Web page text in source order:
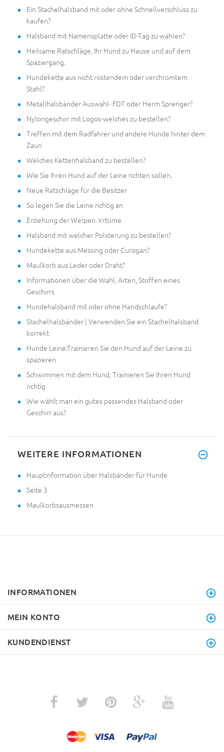
Ein Stachelhalsband mit oder ohne Schnellverschluss zu
kaufen?
Halsband mit Namensplatte oder ID-Tag zu wählen?
Heilsame Ratschläge, Ihr Hund zu Hause und auf dem
Spaziergang.
Hundekette aus nicht rostendem oder verchromtem
Stahl?
Metallhalsbänder Auswahl- FDT oder Herm Sprenger?
Nylongeschirr mit Logos-welches zu bestellen?
Treffen mit dem Radfahrer und andere Hunde hinter dem
Zaun
Welches Kettenhalsband zu bestellen?
Wie Sie Ihren Hund auf der Leine richten sollen.
Neue Ratschläge für die Besitzer
So legen Sie die Leine richtig an
Erziehung der Welpen. Irrtüme
Halsband mit welcher Polsterung zu bestellen?
Hundekette aus Messing oder Curogan?
Maulkorb aus Leder oder Draht?
Informationen über die Wahl, Arten, Stoffen eines
Geschirrs
Hundehalsband mit oder ohne Handschlaufe?
Stachelhalsbänder | Verwenden Sie ein Stachelhalsband
korrekt
Hunde Leine:Trainieren Sie den Hund auf der Leine zu
spazieren
Schwimmen mit dem Hund, Trainieren Sie Ihren Hund
richtig
Wie wählt man ein gutes passendes Halsband oder
Geschirr aus?
WEITERE INFORMATIONEN
Hauptinformation über Halsbänder für Hunde
Seite 3
Maulkorbsausmessen
INFORMATIONEN
MEIN KONTO
KUNDENDIENST